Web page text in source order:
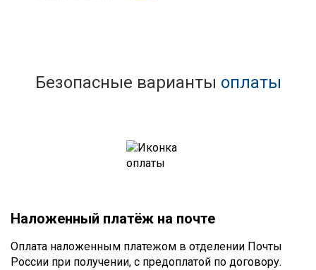
Безопасные варианты оплаты
Наложенный платёж на почте
Оплата наложенным платежом в отделении Почты
России при получении, с предоплатой по договору.